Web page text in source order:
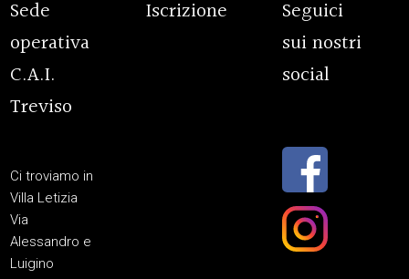
Sede
operativa
C.A.I.
Treviso
Ci troviamo in
Villa Letizia
Via
Alessandro e
Luigino
Iscrizione
Seguici
sui nostri
social